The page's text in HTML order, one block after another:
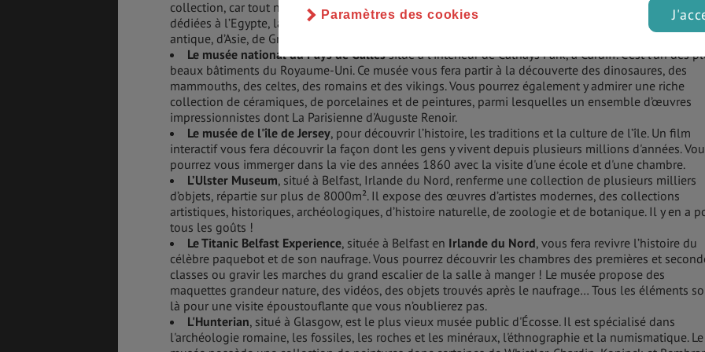
collection, car tout ne peut pas être exposé en même temps. Vous y trouverez des salles magnifiques
dédiées à l’Egypte, la Grèce, Rome et des collections d’objets d’Afrique, des Amériques, du Proche-
antique, d’Asie, de Grande-Bretagne et d'Europe.
Le musée national du Pays de Gallessitué à l'intérieur de Cathays Park, à Cardiff. C’est l’un des
beaux bâtiments du Royaume-Uni. Ce musée vous fera partir à la découverte des dinosaures, des
mammouths, des celtes, des romains et des vikings. Vous pourrez également y admirer une riche
collection de céramiques, de porcelaines et de peintures, parmi lesquelles un ensemble d’œuvres
impressionnistes dont La Parisienne d'Auguste Renoir.
Le musée de l'île de Jersey, pour découvrir l’histoire, les traditions et la culture de l’île. Un film
interactif vous fera découvrir la façon dont les gens y vivent depuis plusieurs millions d'années.
pourrez vous immerger dans la vie des années 1860 avec la visite d'une école et d'une chambre.
L’Ulster Museum, situé à Belfast, Irlande du Nord, renferme une collection de plusieurs milliers
d’objets, répartie sur plus de 8000m². Il expose des œuvres d’artistes modernes, des collections
artistiques, historiques, archéologiques, d’histoire naturelle, de zoologie et de botanique. Il y en a
tous les goûts !
Le Titanic Belfast Experience, située à Belfast en Irlande du Nord, vous fera revivre l’histoire du
célèbre paquebot et de son naufrage. Vous pourrez découvrir les chambres des premières et
classes ou gravir les marches du grand escalier de la salle à manger ! Le musée propose des
maquettes grandeur nature, des vidéos, des objets trouvés après le naufrage… Tous les éléments
là pour une visite époustouflante que vous n’oublierez pas.
L'Hunterian, situé à Glasgow, est le plus vieux musée public d'Écosse. Il est spécialisé dans
l'archéologie romaine, les fossiles, les roches et les minéraux, l'éthnographie et la numismatique. Le
Paramètres des cookies